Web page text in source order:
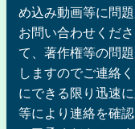
め込み動画等に問
お問い合わせくだ
て、著作権等の問
しますのでご連絡
にできる限り迅速
等により連絡を確